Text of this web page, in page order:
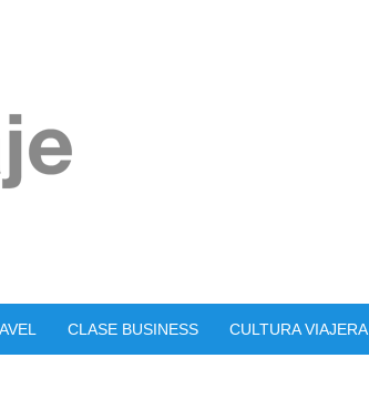
CLASE BUSINESS CULTURA VIAJERA